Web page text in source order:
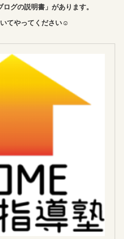
グの説明書」があります。
てやってください☺︎